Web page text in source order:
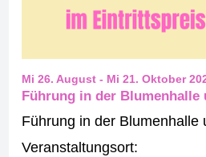
Führung in der Blumenhalle
Mi 26. August- Mi 21. Oktober
Veranstaltungsort:
Führung in der Blumenhalle